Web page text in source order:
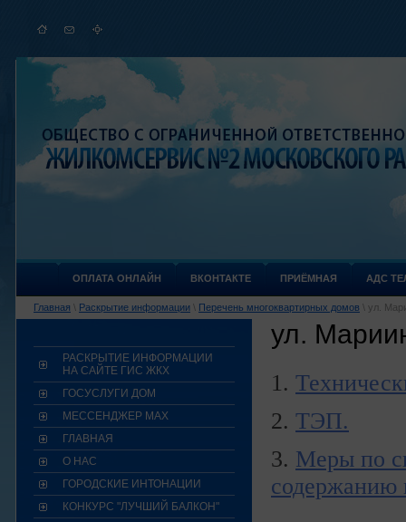
ОПЛАТА ОНЛАЙН ВКОНТАКТЕ ПРИЁМНАЯ АДС
Главная \ Раскрытие информации \ Перечень многоквартирных домов \ ул.
РАСКРЫТИЕ ИНФОРМАЦИИ
НА САЙТЕ ГИС ЖКХ
ГОСУСЛУГИ ДОМ
МЕССЕНДЖЕР МАХ
ГЛАВНАЯ
О НАС
ГОРОДСКИЕ ИНТОНАЦИИ
КОНКУРС "ЛУЧШИЙ БАЛКОН"
ул.
1.
2. ТЭП.
3. Меры по